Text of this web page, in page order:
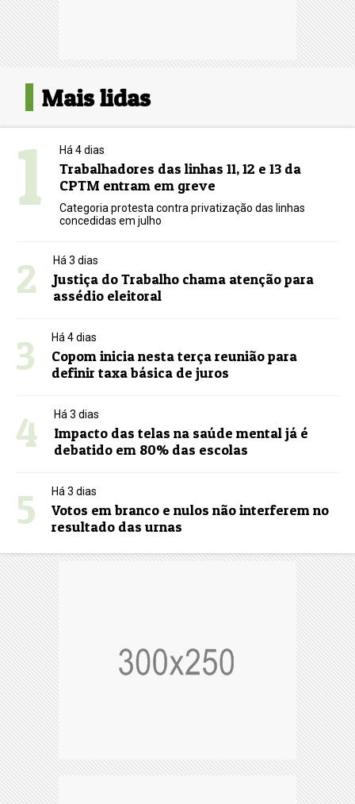
Mais lidas
1 Há 4 dias
Trabalhadores das linhas 11, 12 e 13 da
CPTM entram em greve
Categoria protesta contra privatização das linhas
concedidas em julho
2 Há 3 dias
Justiça do Trabalho chama atenção para
assédio eleitoral
3 Há 4 dias
Copom inicia nesta terça reunião para
definir taxa básica de juros
4 Há 3 dias
Impacto das telas na saúde mental já é
debatido em 80% das escolas
5 Há 3 dias
Votos em branco e nulos não interferem no
resultado das urnas